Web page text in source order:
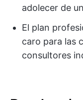
adolecer de
El plan
caro para las
consultores